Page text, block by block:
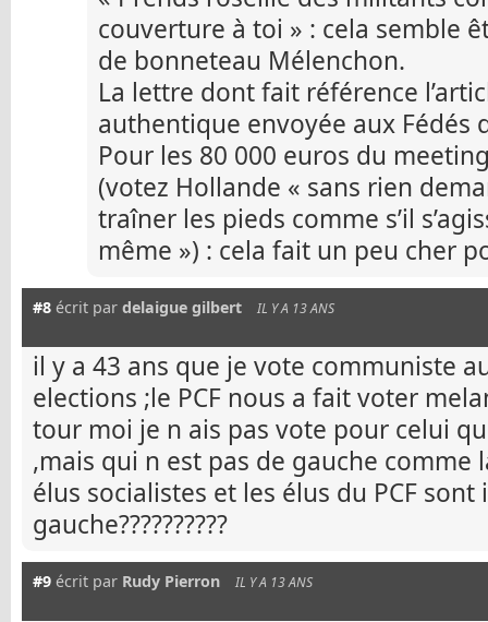
couverture à toi » : cela semble
de bonneteau Mélenchon.
La lettre dont fait référence
authentique envoyée aux Fédés
Pour les 80 000 euros du
(votez Hollande « sans rien
traîner les pieds comme s’il
même ») : cela fait un peu cher
#8 écrit par delaigue gilbert IL Y A 13 ANS
il y a 43 ans que je vote communiste
elections ;le PCF nous a fait voter
tour moi je n ais pas vote pour celui
,mais qui n est pas de gauche comme
élus socialistes et les élus du PCF
gauche??????????
#9 écrit par Rudy Pierron IL Y A 13 ANS